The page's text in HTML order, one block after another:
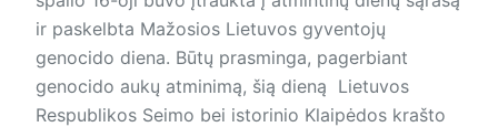
ir paskelbta Mažosios Lietuvos gyventojų
genocido diena. Būtų prasminga, pagerbiant
genocido aukų atminimą, šią dieną Lietuvos
Respublikos Seimo bei istorinio Klaipėdos krašto